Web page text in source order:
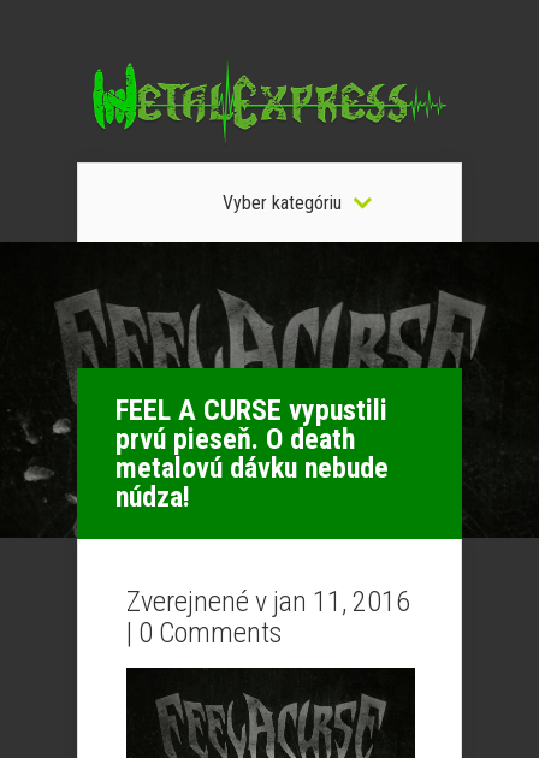
Vyber kategóriu
FEEL A CURSE vypustili
prvú pieseň. O death
metalovú dávku nebude
núdza!
Zverejnené v jan 11, 2016
| 0 Comments